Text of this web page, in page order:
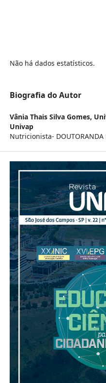
Não há dados estatísticos.
Biografia do Autor
Vânia Thais Silva Gomes,
Univap
Nutricionista- DOUTORANDA